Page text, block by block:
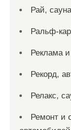
Рай, сауна
Ральф-кар
Реклама
Рекорд,
Релакс,
Ремонт и